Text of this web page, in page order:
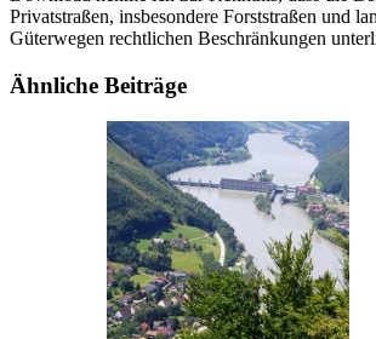
Privatstraßen, insbesondere Forststraßen und
Güterwegen rechtlichen Beschränkungen
Ähnliche Beiträge